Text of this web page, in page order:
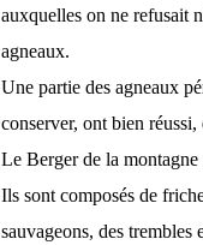
auxquelles on ne refusait
agneaux.
Une partie des agneaux
conserver, ont bien
Le Berger de la
Ils sont composés de
sauvageons, des